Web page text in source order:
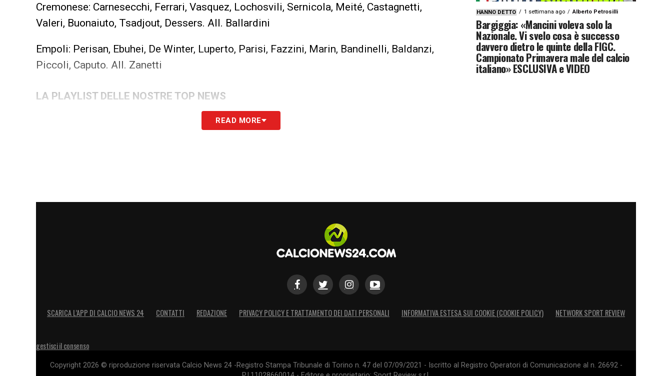
Cremonese: Carnesecchi, Ferrari, Vasquez, Lochosvili, Sernicola, Meité, Castagnetti,
Valeri, Buonaiuto, Tsadjout, Dessers. All. Ballardini
Empoli: Perisan, Ebuhei, De Winter, Luperto, Parisi, Fazzini, Marin, Bandinelli, Baldanzi,
Piccoli, Caputo. All. Zanetti
LA PLAYLIST DELLE NOSTRE TOP NEWS
READ MORE
HANNO DETTO 1 settimana ago Alberto Petrosilli
Bargiggia: «Mancini voleva solo la
Nazionale. Vi svelo cosa è successo
davvero dietro le quinte della FIGC.
Campionato Primavera male del calcio
italiano» ESCLUSIVA e VIDEO
SCARICA L’APP DI CALCIO NEWS 24 CONTATTI REDAZIONE PRIVACY POLICY E TRATTAMENTO DEI DATI PERSONALI INFORMATIVA ESTESA SUI COOKIE (COOKIE POLICY) NETWORK SPORT REVIEW
gestisci il consenso
Copyright 2026 © riproduzione riservata Calcio News 24 -Registro Stampa Tribunale di Torino n. 47 del 07/09/2021 - Iscritto al Registro Operatori di Comunicazione al n. 26692 -